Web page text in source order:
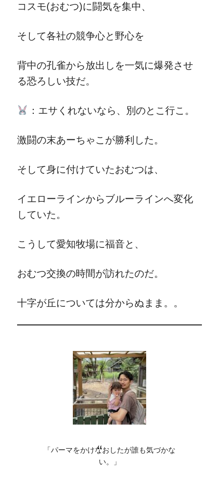
コスモ(おむつ)に闘気を集中、
そして各社の競争心と野心を
背中の孔雀から放出しを一気に爆発させ
る恐ろしい技だ。
：エサくれないなら、別のとこ行こ。
激闘の末あーちゃこが勝利した。
そして身に付けていたおむつは、
イエローラインからブルーラインへ変化
していた。
こうして愛知牧場に福音と、
おむつ交換の時間が訪れたのだ。
十字が丘については分からぬまま。。
「パーマをかけなおしたが誰も気づかな
い。」